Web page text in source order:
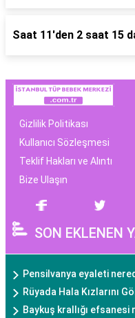
Saat 11'den 2 saat 15
Gizlilik Politikası
Kullanıcı Sözleşmesi
Teklif Hakları ve Alıntı
Bize Ulaşın
SON EKLENEN
Pensilvanya eyaleti
Rüyada Hala Kızlarını
Baykuş krallığı efsanesi